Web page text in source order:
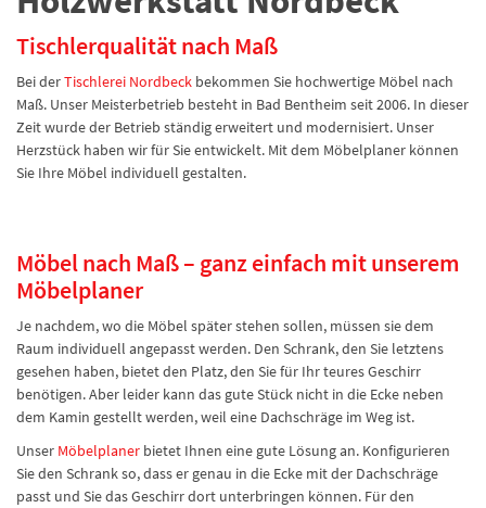
Tischlerqualität nach Maß
Bei derTischlerei Nordbeck bekommen Sie hochwertige Möbel nach
Maß. Unser Meisterbetrieb besteht in Bad Bentheim seit 2006. In dieser
Zeit wurde der Betrieb ständig erweitert und modernisiert. Unser
Herzstück haben wir für Sie entwickelt. Mit dem Möbelplaner können
Sie Ihre Möbel individuell gestalten.
Möbel nach Maß – ganz einfach mit unserem
Möbelplaner
Je nachdem, wo die Möbel später stehen sollen, müssen sie dem
Raum individuell angepasst werden. Den Schrank, den Sie letztens
gesehen haben, bietet den Platz, den Sie für Ihr teures Geschirr
benötigen. Aber leider kann das gute Stück nicht in die Ecke neben
dem Kamin gestellt werden, weil eine Dachschräge im Weg ist.
Unser Möbelplaner bietet Ihnen eine gute Lösung an. Konfigurieren
Sie den Schrank so, dass er genau in die Ecke mit der Dachschräge
passt und Sie das Geschirr dort unterbringen können. Für den